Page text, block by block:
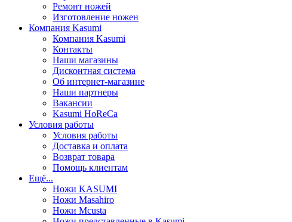
Ремонт ножей
Изготовление ножен
Компания Kasumi
Компания Kasumi
Контакты
Наши магазины
Дисконтная система
Об интернет-магазине
Наши партнеры
Вакансии
Kasumi HoReCa
Условия работы
Условия работы
Доставка и оплата
Возврат товара
Помощь клиентам
Ещё...
Ножи KASUMI
Ножи Masahiro
Ножи Mcusta